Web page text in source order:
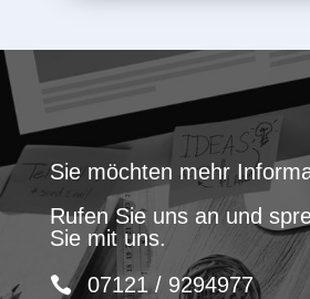
Sie möchten mehr
Rufen Sie uns an und
Sie mit uns.
07121 / 9294977